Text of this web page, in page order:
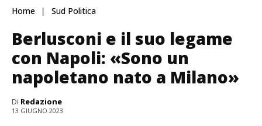
Home Sud Politica
Berlusconi e il suo legame
con Napoli: «Sono un
napoletano nato a Milano»
Di Redazione
13 GIUGNO 2023